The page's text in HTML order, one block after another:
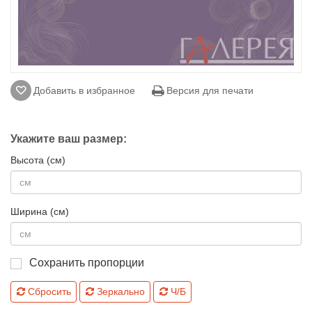
Добавить в избранное Версия для печати
Укажите ваш размер:
Высота (см)
Ширина (см)
Сохранить пропорции
Сбросить Зеркально Ч/Б